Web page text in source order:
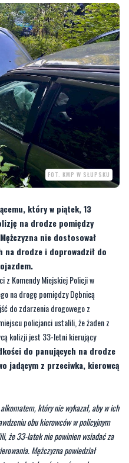
FOT. KMP W SŁUPSKU
który w piątek, 13
na drodze pomiędzy
drodze i doprowadził do
z Komendy Miejskiej Policji w
na drogę pomiędzy Dębnicą
do zdarzenia drogowego z
policjanci ustalili, że żaden z
kolizji jest 33-letni kierujący
do panujących na drodze
jadącym z przeciwka, kierowcą
który nie wykazał, aby w ich
obu kierowców w policyjnym
33-latek nie powinien wsiadać za
Mężczyzna powiedział
chciał poćwiczyć przed
Jakub Bagiński, oficer prasowy